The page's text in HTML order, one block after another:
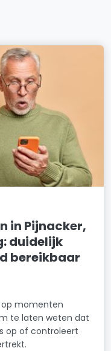
in Pijnacker,
duidelijk
bereikbaar
op momenten
te laten weten dat
op of controleert